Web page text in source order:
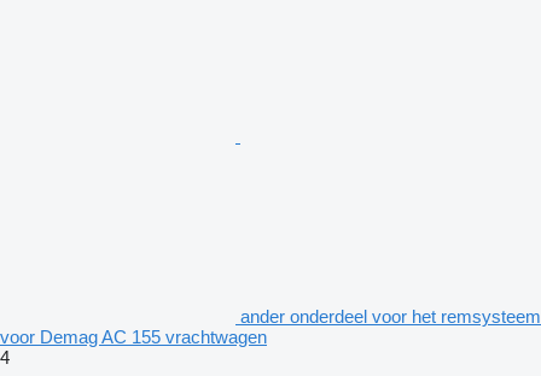
ander onderdeel voor het remsysteem
voor Demag AC 155 vrachtwagen
4